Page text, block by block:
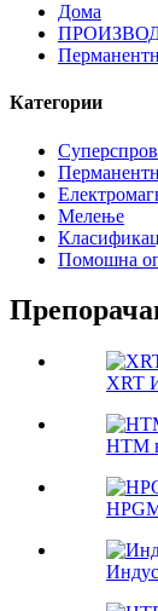
Дома
Категории
Мелење
Помошна
XRT
HTM